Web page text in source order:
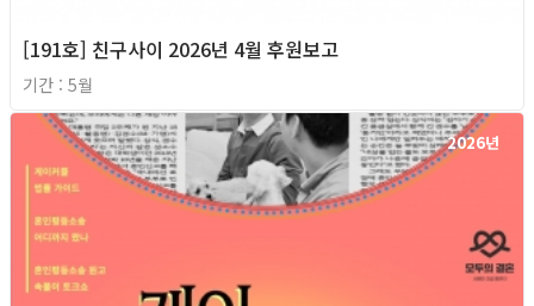
[191호] 친구사이 2026년 4월 후원보고
기간 : 5월
2026년